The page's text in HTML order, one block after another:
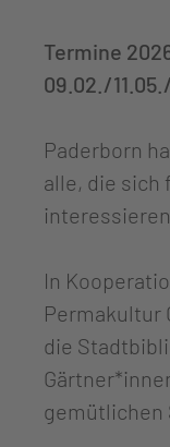
Termine
09.02./
Paderborn
alle, die sich
In
Permakultur
die
gemütlichen